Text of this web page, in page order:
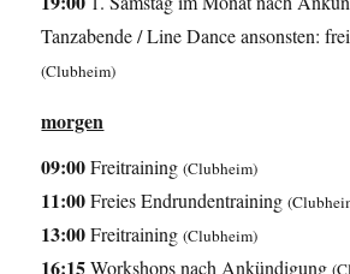
Tanzabende / Line Dance ansonsten:
(Clubheim)
morgen
09:00Freitraining(Clubheim)
11:00Freies Endrundentraining
13:00Freitraining(Clubheim)
16:15Workshops nach Ankündigung